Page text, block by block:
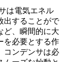
は電気エネル
出することがで
ど、瞬間的に大
を必要とする作
コンデンサは必